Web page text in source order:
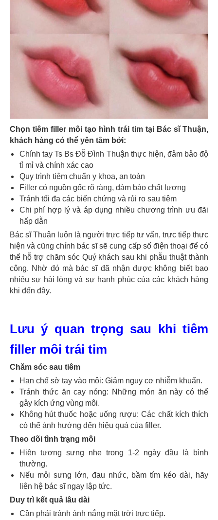
Chọn tiêm filler môi tạo hình trái tim tại Bác sĩ Thuận,
khách hàng có thể yên tâm bởi:
Chính tay Ts Bs Đỗ Đình Thuận thực hiện, đảm bảo độ
tỉ mỉ và chính xác cao
Quy trình tiêm chuẩn y khoa, an toàn
Filler có nguồn gốc rõ ràng, đảm bảo chất lượng
Tránh tối đa các biến chứng và rủi ro sau tiêm
Chi phí hợp lý và áp dụng nhiều chương trình ưu đãi
hấp dẫn
Bác sĩ Thuận luôn là người trực tiếp tư vấn, trực tiếp thực
hiện và cũng chính bác sĩ sẽ cung cấp số điện thoại để có
thể hỗ trợ chăm sóc Quý khách sau khi phẫu thuật thành
công. Nhờ đó mà bác sĩ đã nhận được không biết bao
nhiêu sự hài lòng và sự hạnh phúc của các khách hàng
khi đến đây.
Lưu ý quan trọng sau khi tiêm
filler môi trái tim
Chăm sóc sau tiêm
Hạn chế sờ tay vào môi: Giảm nguy cơ nhiễm khuẩn.
Tránh thức ăn cay nóng: Những món ăn này có thể
gây kích ứng vùng môi.
Không hút thuốc hoặc uống rượu: Các chất kích thích
có thể ảnh hưởng đến hiệu quả của filler.
Theo dõi tình trạng môi
Hiện tượng sưng nhẹ trong 1-2 ngày đầu là bình
thường.
Nếu môi sưng lớn, đau nhức, bầm tím kéo dài, hãy
liên hệ bác sĩ ngay lập tức.
Duy trì kết quả lâu dài
Cần phải tránh ánh nắng mặt trời trực tiếp.